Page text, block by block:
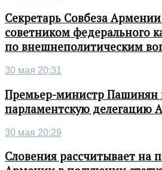
Секретарь Совбеза Армении
советником федерального
по внешнеполитическим
30 мая 20:31
Премьер-министр Пашинян
парламентскую делегацию
30 мая 20:29
Словения рассчитывает на